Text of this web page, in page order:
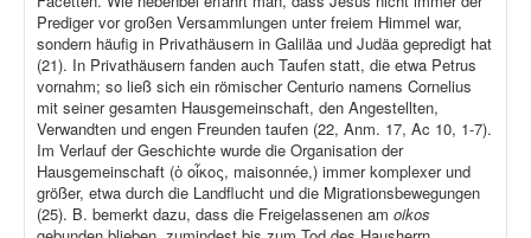
Prediger vor großen Versammlungen unter freiem Himmel war,
sondern häufig in Privathäusern in Galiläa und Judäa gepredigt hat
(21). In Privathäusern fanden auch Taufen statt, die etwa Petrus
vornahm; so ließ sich ein römischer Centurio namens Cornelius
mit seiner gesamten Hausgemeinschaft, den Angestellten,
Verwandten und engen Freunden taufen (22, Anm. 17, Ac 10, 1-7).
Im Verlauf der Geschichte wurde die Organisation der
Hausgemeinschaft (ὁ οἶκος, maisonnée,) immer komplexer und
größer, etwa durch die Landflucht und die Migrationsbewegungen
(25). B. bemerkt dazu, dass die Freigelassenen am oikos